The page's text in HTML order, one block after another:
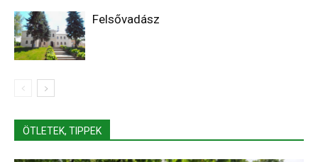
Felsővadász
ÖTLETEK, TIPPEK